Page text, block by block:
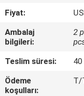
KALITE
KONTROL
BIZIMLE
ILETIŞIME
Fiyat:
Ambalaj
bilgileri:
2
Teslim süresi:
40
Ödeme
koşulları:
T/